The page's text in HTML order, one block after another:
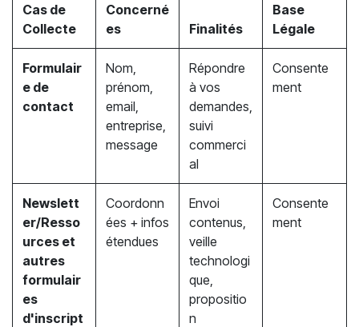
Cas de
Collecte
Concerné
es
Finalités
Base
Légale
Formulair
e de
contact
Nom,
prénom,
email,
entreprise,
message
Répondre
à vos
demandes,
suivi
commerci
al
Consente
ment
Newslett
er/Resso
urces et
autres
formulair
es
d'inscript
Coordonn
ées + infos
étendues
Envoi
contenus,
veille
technologi
que,
propositio
n
Consente
ment